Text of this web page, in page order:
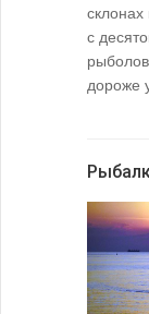
склонах
с
дороже